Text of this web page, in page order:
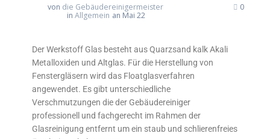
von die Gebäudereinigermeister
in Allgemein an Mai 22
0
Der Werkstoff Glas besteht aus Quarzsand kalk Akali
Metalloxiden und Altglas. Für die Herstellung von
Fenstergläsern wird das Floatglasverfahren
angewendet. Es gibt unterschiedliche
Verschmutzungen die der Gebäudereiniger
professionell und fachgerecht im Rahmen der
Glasreinigung entfernt um ein staub und schlierenfreies